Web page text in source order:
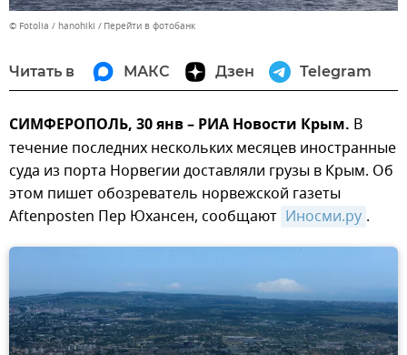
© Fotolia / hanohiki Перейти в фотобанк
Читать в МАКС Дзен Telegram
СИМФЕРОПОЛЬ, 30 янв – РИА Новости Крым. В
течение последних нескольких месяцев иностранные
суда из порта Норвегии доставляли грузы в Крым. Об
этом пишет обозреватель норвежской газеты
Aftenposten Пер Юхансен, сообщают Иносми.ру .